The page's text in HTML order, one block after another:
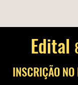
Edital
INSCRIÇÃO